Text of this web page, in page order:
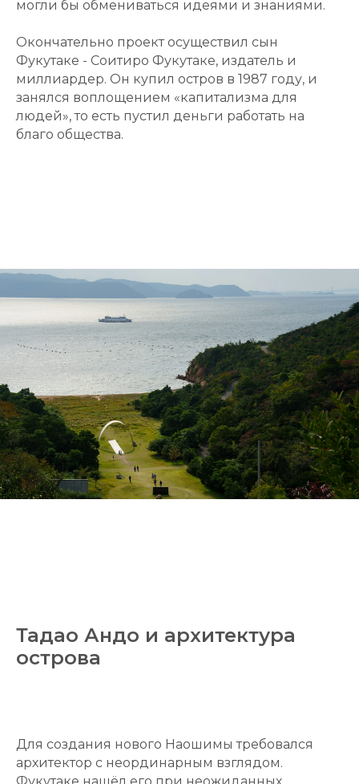
могли бы обмениваться идеями и знаниями.
Окончательно проект осуществил сын
Фукутаке - Соитиро Фукутаке, издатель и
миллиардер. Он купил остров в 1987 году, и
занялся воплощением «капитализма для
людей», то есть пустил деньги работать на
благо общества.
Тадао Андо и архитектура
острова
Для создания нового Наошимы требовался
архитектор с неординарным взглядом.